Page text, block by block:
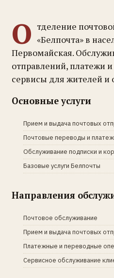
О тделение
«Белпочта» в
Первомайская.
отправлений, платежи
сервисы для жителей и
Основные услуги
Прием и выдача почтовых
Почтовые переводы и
Обслуживание подписки и
Базовые услуги Белпочты
Направления
Почтовое обслуживание
Прием и выдача почтовых
Платежные и переводные
Сервисное обслуживание